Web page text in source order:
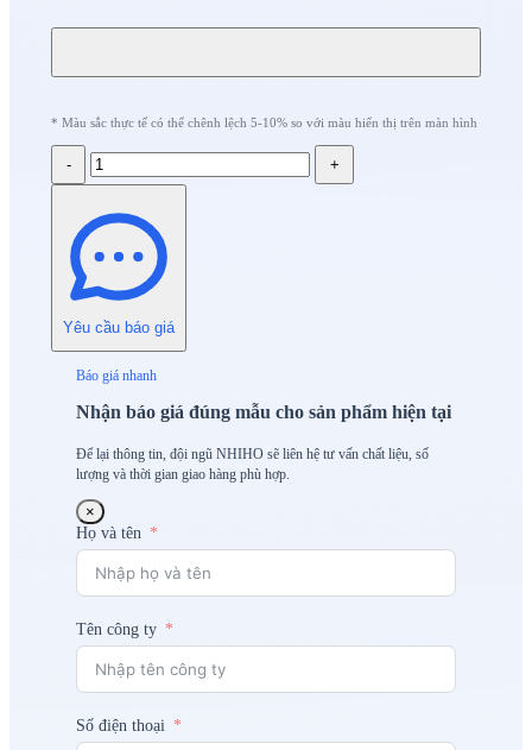
* Màu sắc thực tế có thể chênh lệch 5-10% so với màu hiển thị trên màn hình
- +
Yêu cầu báo giá
Báo giá nhanh
Nhận báo giá đúng mẫu cho sản phẩm hiện tại
Để lại thông tin, đội ngũ NHIHO sẽ liên hệ tư vấn chất liệu, số
lượng và thời gian giao hàng phù hợp.
×
Họ và tên
Tên công ty
Số điện thoại